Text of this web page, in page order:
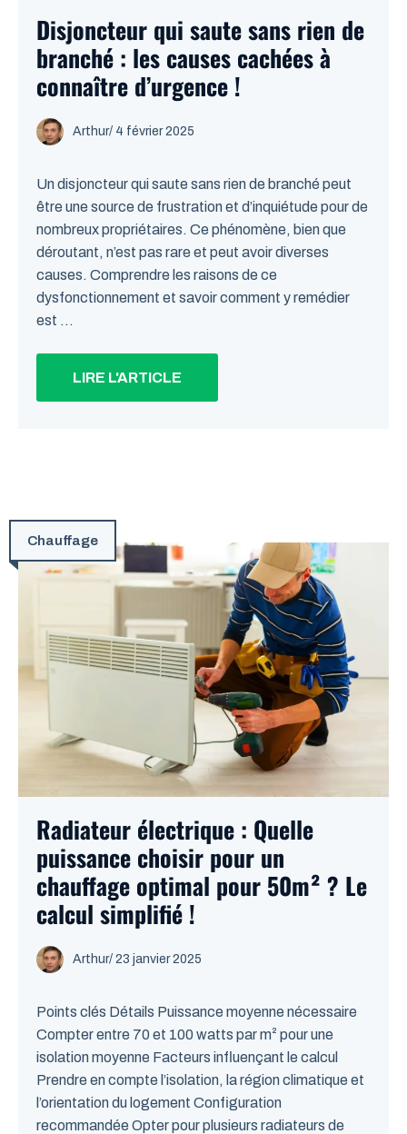
Disjoncteur qui saute sans rien de
branché : les causes cachées à
connaître d’urgence !
Arthur/ 4 février 2025
Un disjoncteur qui saute sans rien de branché peut
être une source de frustration et d’inquiétude pour de
nombreux propriétaires. Ce phénomène, bien que
déroutant, n’est pas rare et peut avoir diverses
causes. Comprendre les raisons de ce
dysfonctionnement et savoir comment y remédier
est ...
LIRE L'ARTICLE
Chauffage
Radiateur électrique : Quelle
puissance choisir pour un
chauffage optimal pour 50m² ? Le
calcul simplifié !
Arthur/ 23 janvier 2025
Points clés Détails Puissance moyenne nécessaire
Compter entre 70 et 100 watts par m² pour une
isolation moyenne Facteurs influençant le calcul
Prendre en compte l’isolation, la région climatique et
l’orientation du logement Configuration
recommandée Opter pour plusieurs radiateurs de